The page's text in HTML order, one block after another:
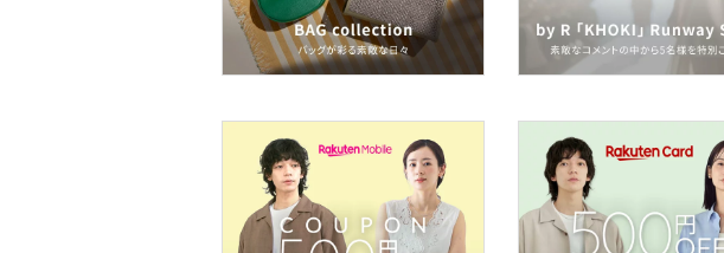
ヘアケア
フレグランス
コフレ・キット・セット
食器・調理器具・キッチ